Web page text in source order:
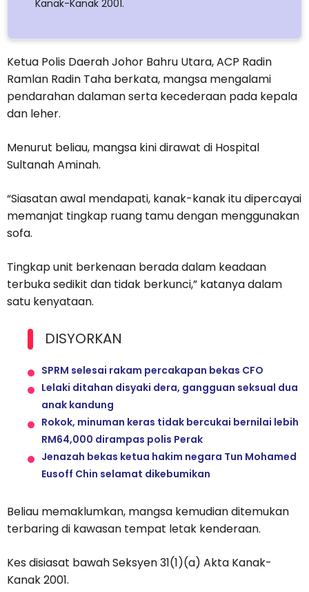
Kanak-Kanak 2001.
Ketua Polis Daerah Johor Bahru Utara, ACP Radin
Ramlan Radin Taha berkata, mangsa mengalami
pendarahan dalaman serta kecederaan pada kepala
dan leher.
Menurut beliau, mangsa kini dirawat di Hospital
Sultanah Aminah.
“Siasatan awal mendapati, kanak-kanak itu dipercayai
memanjat tingkap ruang tamu dengan menggunakan
sofa.
Tingkap unit berkenaan berada dalam keadaan
terbuka sedikit dan tidak berkunci,” katanya dalam
satu kenyataan.
DISYORKAN
SPRM selesai rakam percakapan bekas CFO
Lelaki ditahan disyaki dera, gangguan seksual dua
anak kandung
Rokok, minuman keras tidak bercukai bernilai lebih
RM64,000 dirampas polis Perak
Jenazah bekas ketua hakim negara Tun Mohamed
Eusoff Chin selamat dikebumikan
Beliau memaklumkan, mangsa kemudian ditemukan
terbaring di kawasan tempat letak kenderaan.
Kes disiasat bawah Seksyen 31(1)(a) Akta Kanak-
Kanak 2001.